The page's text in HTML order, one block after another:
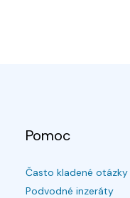
Pomoc
Často kladené otázky
Podvodné inzeráty